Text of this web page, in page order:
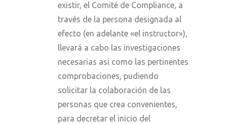
existir, el Comité de Compliance, a
través de la persona designada al
efecto (en adelante «el instructor»),
llevará a cabo las investigaciones
necesarias así como las pertinentes
comprobaciones, pudiendo
solicitar la colaboración de las
personas que crea convenientes,
para decretar el inicio del